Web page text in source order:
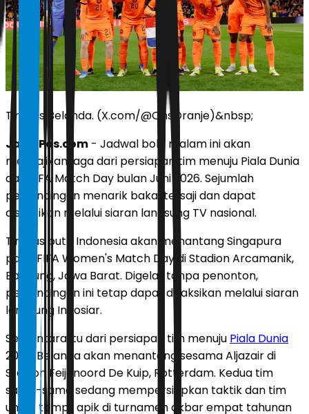
Timnas Belanda. (X.com/@OnsOranje)&nbsp;
JawaPos.com - Jadwal bola malam ini akan
menyajikan laga dari persiapan tim menuju Piala Dunia
dan FIFA Match Day bulan Juni 2026. Sejumlah
pertandingan menarik bakal tersaji dan dapat
disaksikan melalui siaran langsung TV nasional.
Timnas putri Indonesia akan menantang Singapura
pada FIFA Women's Match Day di Stadion Arcamanik,
Bandung, Jawa Barat. Digelar tanpa penonton,
pertandingan ini tetap dapat disaksikan melalui siaran
langsung Indosiar.
Sementara itu dari persiapan tim menuju Piala Dunia
2026, Belanda akan menantang sesama Aljazair di
Stadion Feijenoord De Kuip, Rotterdam. Kedua tim
sama-sama sedang mempersiapkan taktik dan tim
untuk tampil apik di turnamen akbar empat tahunan